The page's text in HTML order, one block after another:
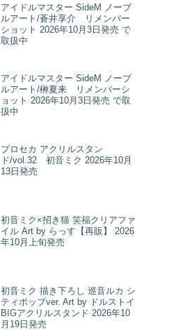
アイドルマスター SideM ノーブ
ルアート/蒼井享介 リメンバー
ショット 2026年10月3日発売 で
取扱中
アイドルマスター SideM ノーブ
ルアート/榊夏来 リメンバーシ
ョット 2026年10月3日発売 で取
扱中
プロセカ アクリルスタン
ド/vol.32 初音ミク 2026年10月
13日発売
初音ミク×招き猫 笑福クリアファ
イル Art by らっす【再販】 2026
年10月上旬発売
初音ミク 描き下ろし 巡音ルカ シ
ティポップver. Art by ドルストイ
BIGアクリルスタンド 2026年10
月19日発売